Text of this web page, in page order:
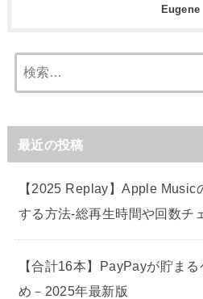
Eugene
索:
最近の投稿
【2025 Replay】Apple Music
する方法-総再生時間や回数チ
【合計16本】PayPayが貯ま
め－2025年最新版